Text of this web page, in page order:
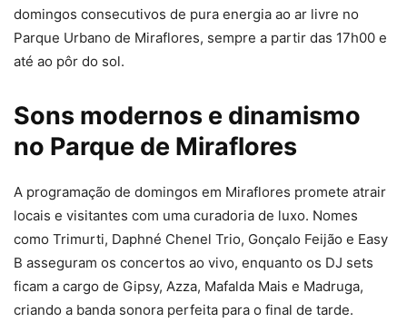
domingos consecutivos de pura energia ao ar livre no
Parque Urbano de Miraflores, sempre a partir das 17h00 e
até ao pôr do sol.
Sons modernos e dinamismo
no Parque de Miraflores
A programação de domingos em Miraflores promete atrair
locais e visitantes com uma curadoria de luxo. Nomes
como Trimurti, Daphné Chenel Trio, Gonçalo Feijão e Easy
B asseguram os concertos ao vivo, enquanto os DJ sets
ficam a cargo de Gipsy, Azza, Mafalda Mais e Madruga,
criando a banda sonora perfeita para o final de tarde.